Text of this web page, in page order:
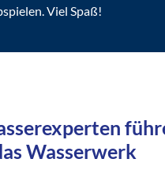
Viel Spaß!
Wasserwerk